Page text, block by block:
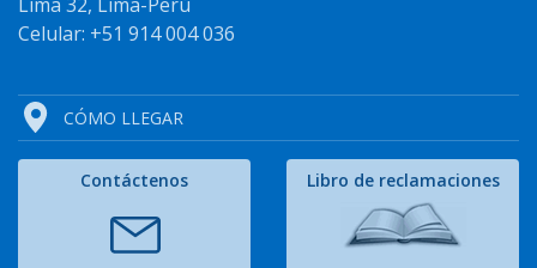
Celular: +51 914 004 036
CÓMO LLEGAR
Contáctenos Libro de reclamaciones